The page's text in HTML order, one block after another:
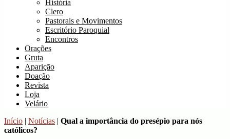
História
Clero
Pastorais e Movimentos
Escritório Paroquial
Encontros
Orações
Gruta
Aparição
Doação
Revista
Loja
Velário
Início | Notícias | Qual a importância do presépio para nós
católicos?